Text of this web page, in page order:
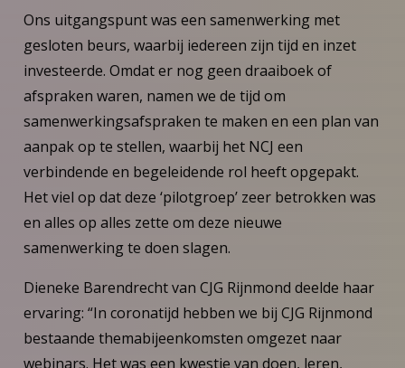
Ons uitgangspunt was een samenwerking met
gesloten beurs, waarbij iedereen zijn tijd en inzet
investeerde. Omdat er nog geen draaiboek of
afspraken waren, namen we de tijd om
samenwerkingsafspraken te maken en een plan van
aanpak op te stellen, waarbij het NCJ een
verbindende en begeleidende rol heeft opgepakt.
Het viel op dat deze ‘pilotgroep’ zeer betrokken was
en alles op alles zette om deze nieuwe
samenwerking te doen slagen.
Dieneke Barendrecht van CJG Rijnmond deelde haar
ervaring: “In coronatijd hebben we bij CJG Rijnmond
bestaande themabijeenkomsten omgezet naar
webinars. Het was een kwestie van doen, leren,